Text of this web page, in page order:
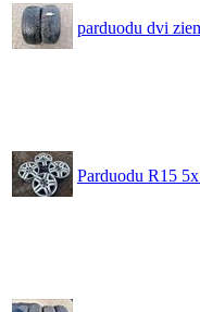
parduodu dvi
Parduodu R15